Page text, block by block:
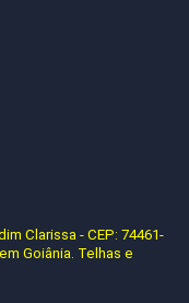
Clarissa - CEP: 74461-
Goiânia. Telhas e